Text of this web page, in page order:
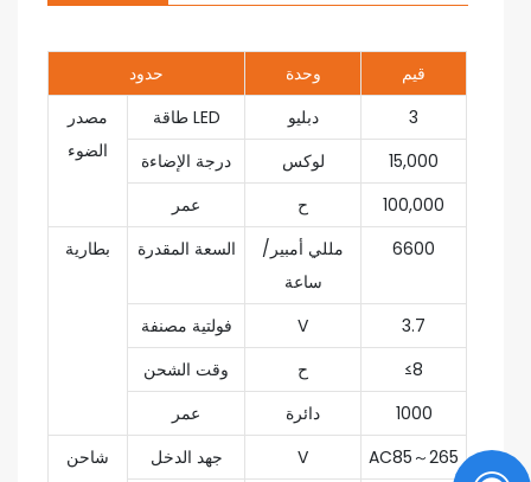
حدود وحدة
قيم
مصدر
الضوء
طاقة LED دبليو
3
درجة الإضاءة
لوكس
15,000
عمر
ح
100,000
بطارية
السعة المقدرة
مللي أمبير/
ساعة
6600
فولتية مصنفة V
3.7
وقت الشحن
ح
≤8
عمر
دائرة
1000
شاحن
جهد الدخل V
AC85～265